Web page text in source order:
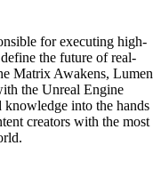
for executing high-
the future of real-
Matrix Awakens, Lumen
the Unreal Engine
into the hands
creators with the most